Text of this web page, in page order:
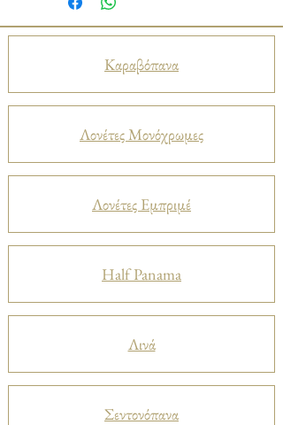
Καραβόπανα
Λονέτες Μονόχρωμες
Λονέτες Εμπριμέ
Half Panama
Λινά
Σεντονόπανα